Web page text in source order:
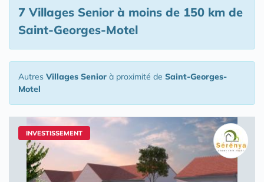
7 Villages Seniorà moins de 150 km de
Saint-Georges-Motel
Autres Villages Senior à proximité de Saint-Georges-
Motel
INVESTISSEMENT